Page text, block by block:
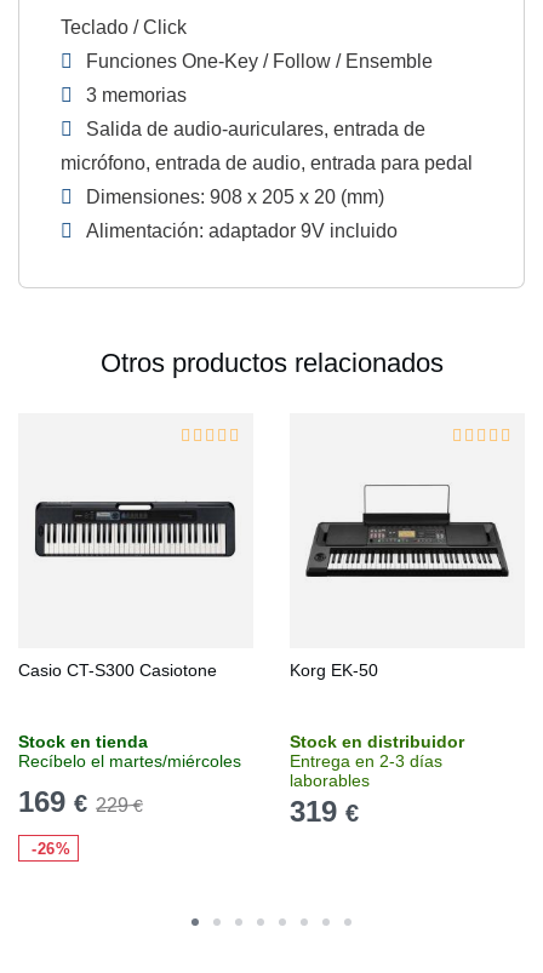
Teclado / Click
Funciones One-Key / Follow / Ensemble
3 memorias
Salida de audio-auriculares, entrada de
micrófono, entrada de audio, entrada para pedal
Dimensiones: 908 x 205 x 20 (mm)
Alimentación: adaptador 9V incluido
Otros productos relacionados
Casio CT-S300 Casiotone
Stock en tienda
Recíbelo el martes/miércoles
169 € 229€
-26%
Korg EK-50
Stock en distribuidor
Entrega en 2-3 días
laborables
319 €